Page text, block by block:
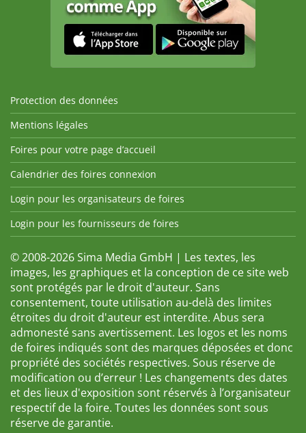
Protection des données
Mentions légales
Foires pour votre page d’accueil
Calendrier des foires connexion
Login pour les organisateurs de foires
Login pour les fournisseurs de foires
© 2008-2026 Sima Media GmbH | Les textes, les
images, les graphiques et la conception de ce site web
sont protégés par le droit d'auteur. Sans
consentement, toute utilisation au-delà des limites
étroites du droit d'auteur est interdite. Abus sera
admonesté sans avertissement. Les logos et les noms
de foires indiqués sont des marques déposées et donc
propriété des sociétés respectives. Sous réserve de
modification ou d’erreur ! Les changements des dates
et des lieux d'exposition sont réservés à l’organisateur
respectif de la foire. Toutes les données sont sous
réserve de garantie.